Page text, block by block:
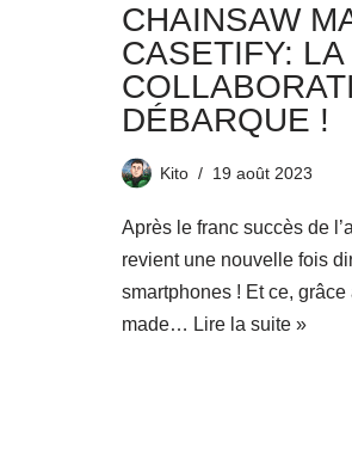
CHAINSAW
CASETIFY:
DÉBARQUE !
Kito 19 août 2023
Après le franc succès de
revient une nouvelle fois
smartphones ! Et ce,
made… Lire la suite »